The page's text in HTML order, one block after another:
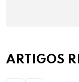
ARTIGOS